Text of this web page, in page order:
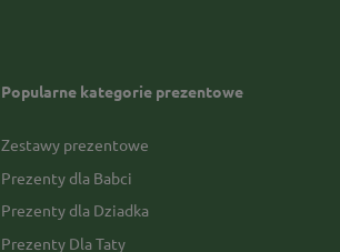
Popularne kategorie prezentowe
Zestawy prezentowe
Prezenty dla Babci
Prezenty dla Dziadka
Prezenty Dla Taty